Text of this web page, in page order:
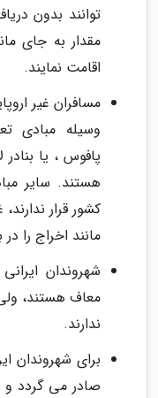
توانند بدون
مقدار به جای
اقامت نمایند.
مسافران غیر
وسیله مبادی
پافوس ، یا
هستند. سایر
کشور قرار
مانند اخراج را در
شهروندان
معاف هستند،
ندارند.
برای شهروندان
صادر می گردد و